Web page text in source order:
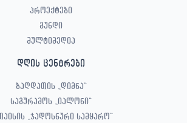
პროექტები
გუნდი
მულტიმედია
დღის ცენტრები
ბაღდათის „დიმნა“
საგურამოს „იალონი“
„ჯადოსნური სამყარო“